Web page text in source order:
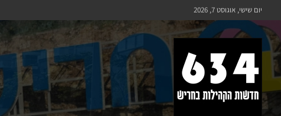
יום שישי, אוגוסט 7, 2026